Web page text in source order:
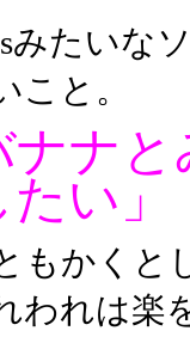
みたいな
こと。
ナナ
い」
もかくと
われは楽